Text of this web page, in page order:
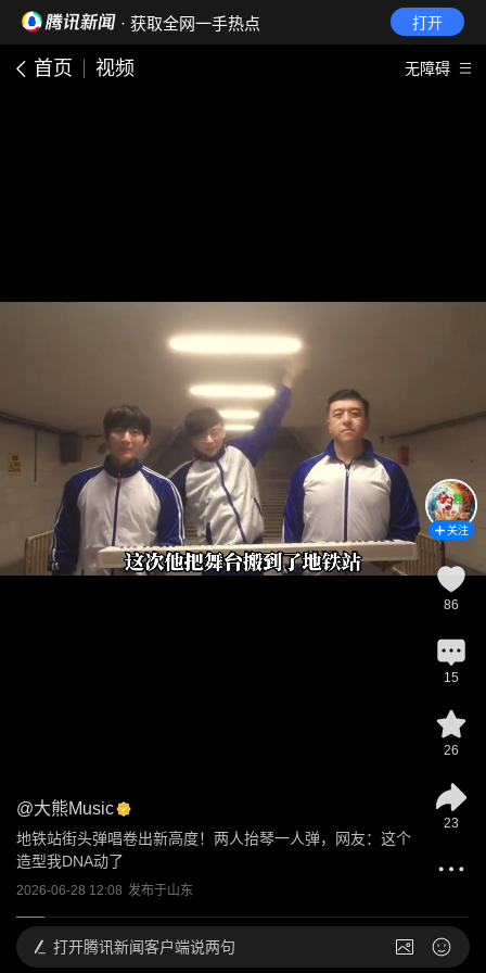
· 获取全网一手热点 打开
首页 视频 无障碍
@大熊Music
地铁站街头弹唱卷出新高度！两人抬琴一人弹，网友：这个
造型我DNA动了
2026-06-28 12:08 发布于山东
关注
86
15
26
23
打开腾讯新闻客户端说两句